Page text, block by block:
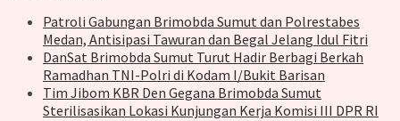
Patroli Gabungan Brimobda Sumut dan Polrestabes
Medan, Antisipasi Tawuran dan Begal Jelang Idul Fitri
DanSat Brimobda Sumut Turut Hadir Berbagi Berkah
Ramadhan TNI-Polri di Kodam I/Bukit Barisan
Tim Jibom KBR Den Gegana Brimobda Sumut
Sterilisasikan Lokasi Kunjungan Kerja Komisi III DPR RI